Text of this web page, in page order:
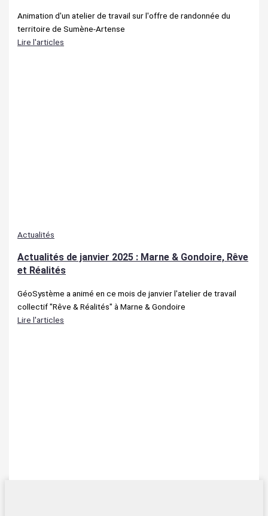
Animation d'un atelier de travail sur l'offre de randonnée du
territoire de Sumène-Artense
Lire l'articles
Actualités
Actualités de janvier 2025 : Marne & Gondoire, Rêve
et Réalités
GéoSystème a animé en ce mois de janvier l'atelier de travail
collectif "Rêve & Réalités" à Marne & Gondoire
Lire l'articles